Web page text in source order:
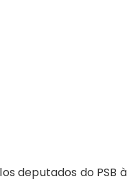
deputados do PSB à